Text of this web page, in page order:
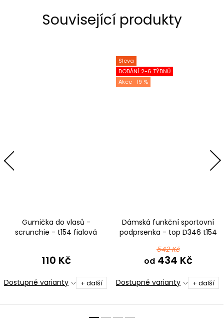
Související produkty
Gumička do vlasů -
scrunchie - t154 fialová
110 Kč
Dostupné varianty + další
Sleva
DODÁNÍ 2-6 TÝDNŮ
-19 %
Dámská funkční sportovní
podprsenka - top D346 t154
542 Kč
od434 Kč
Dostupné varianty + další